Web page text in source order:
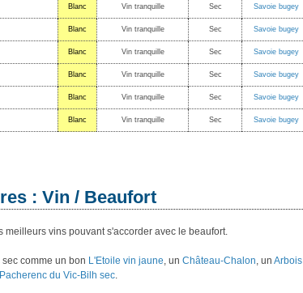
Blanc Vin tranquille Sec Savoie bugey
Blanc Vin tranquille Sec Savoie bugey
Blanc Vin tranquille Sec Savoie bugey
Blanc Vin tranquille Sec Savoie bugey
Blanc Vin tranquille Sec Savoie bugey
Blanc Vin tranquille Sec Savoie bugey
: Vin / Beaufort
vins pouvant s'accorder avec le beaufort.
comme un bon L'Etoile vin jaune, un Château-Chalon, un Arbois
Pacherenc du Vic-Bilh sec.